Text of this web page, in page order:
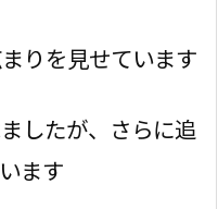
りを見せています
したが、さらに追
ます